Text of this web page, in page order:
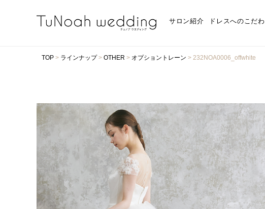
サロン紹介 ドレスへのこだわ
TOP > ラインナップ> OTHER > オプショントレーン > 232NOA0006_offwhite